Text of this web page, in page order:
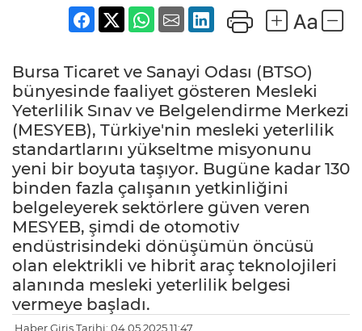
Bursa Ticaret ve Sanayi Odası (BTSO)
bünyesinde faaliyet gösteren Mesleki
Yeterlilik Sınav ve Belgelendirme Merkezi
(MESYEB), Türkiye'nin mesleki yeterlilik
standartlarını yükseltme misyonunu
yeni bir boyuta taşıyor. Bugüne kadar 130
binden fazla çalışanın yetkinliğini
belgeleyerek sektörlere güven veren
MESYEB, şimdi de otomotiv
endüstrisindeki dönüşümün öncüsü
olan elektrikli ve hibrit araç teknolojileri
alanında mesleki yeterlilik belgesi
vermeye başladı.
Haber Giriş Tarihi: 04.05.2025 11:47